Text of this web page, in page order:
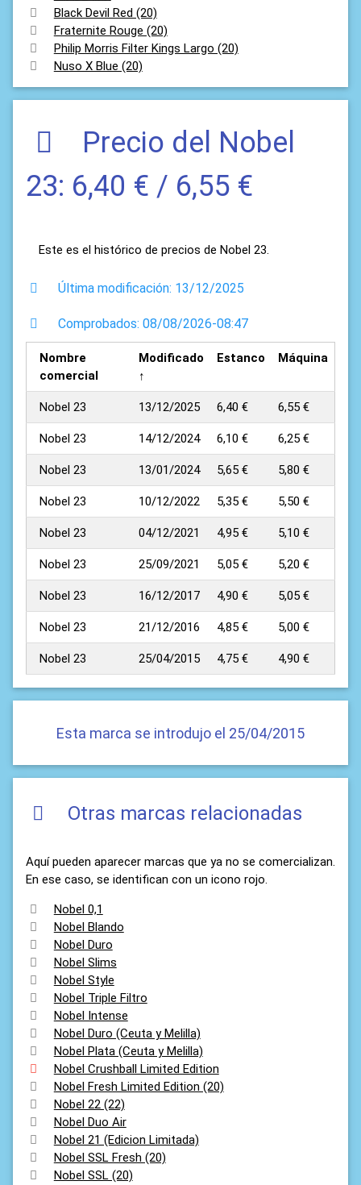
Black Devil Red (20)
Fraternite Rouge (20)
Philip Morris Filter Kings Largo (20)
Nuso X Blue (20)
Precio del Nobel
23: 6,40 € / 6,55 €
Este es el histórico de precios de Nobel 23.
Última modificación: 13/12/2025
Comprobados: 08/08/2026-08:47
Nombre
comercial
Modificado
↑
Estanco Máquina
Nobel 23 13/12/2025 6,40 € 6,55 €
Nobel 23 14/12/2024 6,10 € 6,25 €
Nobel 23 13/01/2024 5,65 € 5,80 €
Nobel 23 10/12/2022 5,35 € 5,50 €
Nobel 23 04/12/2021 4,95 € 5,10 €
Nobel 23 25/09/2021 5,05 € 5,20 €
Nobel 23 16/12/2017 4,90 € 5,05 €
Nobel 23 21/12/2016 4,85 € 5,00 €
Nobel 23 25/04/2015 4,75 € 4,90 €
Esta marca se introdujo el 25/04/2015
Otras marcas relacionadas
Aquí pueden aparecer marcas que ya no se comercializan.
En ese caso, se identifican con un icono rojo.
Nobel 0,1
Nobel Blando
Nobel Duro
Nobel Slims
Nobel Style
Nobel Triple Filtro
Nobel Intense
Nobel Duro (Ceuta y Melilla)
Nobel Plata (Ceuta y Melilla)
Nobel Crushball Limited Edition
Nobel Fresh Limited Edition (20)
Nobel 22 (22)
Nobel Duo Air
Nobel 21 (Edicion Limitada)
Nobel SSL Fresh (20)
Nobel SSL (20)